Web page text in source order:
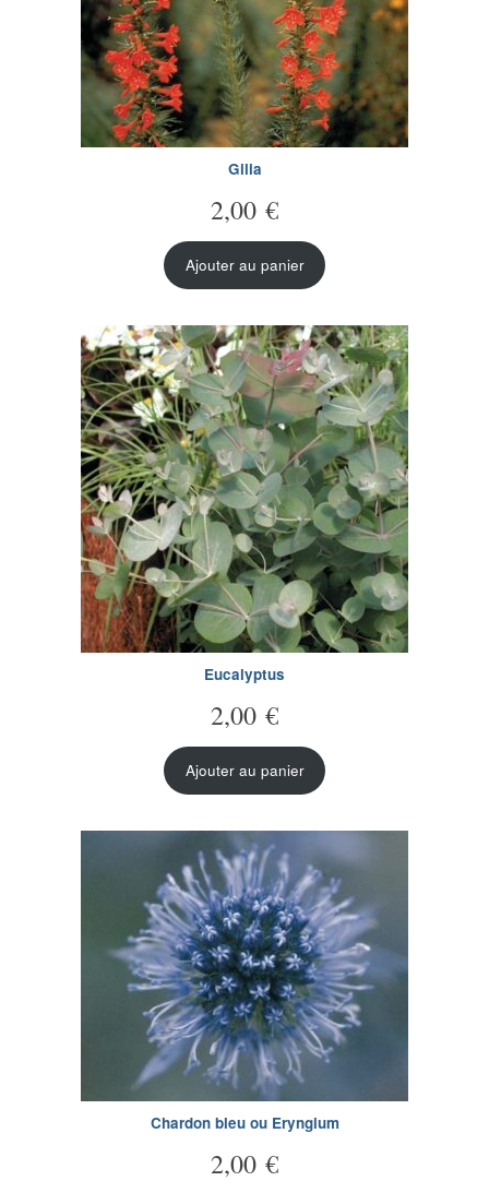
Gilia
2,00 €
Ajouter au panier
Eucalyptus
2,00 €
Ajouter au panier
Chardon bleu ou Eryngium
2,00 €